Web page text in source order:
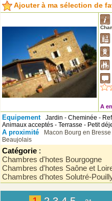
Ajouter à ma sélection de
A
Equipement
Jardin - Cheminée -
Animaux acceptés - Terrasse - Petit
A proximité Macon Bourg en Bresse
Beaujolais
Catégorie :
Chambres d'hotes Bourgogne
Chambres d'hotes Saône et
Chambres d'hotes Solutré-